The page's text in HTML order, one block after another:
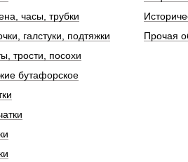
часы, трубки
галстуки, подтяжки
трости, посохи
бутафорское
Прочая